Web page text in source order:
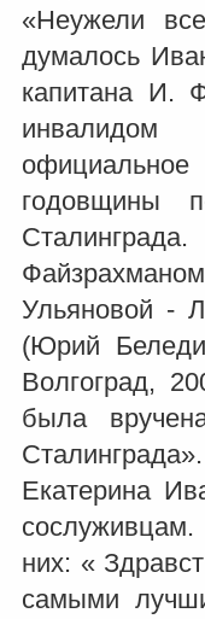
«Неужели
думалось
капитана И.
инвалидом
годовщины
Ульяновой -
(Юрий
Волгоград,
была
Екатерина
них: «
самыми